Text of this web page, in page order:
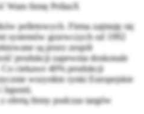
Wam firmę PellasX
pelletowych. Firma zajmuję się
systemów grzewczych od 1992
są przez zespół
produkcji zapewnia doskonale
ciekawe 40% produkcji
wszystkie rynki Europejskie
Japonii.
z ofertą firmy podczas targów